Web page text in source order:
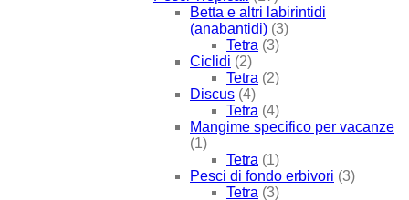
Betta e altri labirintidi
(anabantidi) (3)
Tetra (3)
Ciclidi (2)
Tetra (2)
Discus (4)
Tetra (4)
Mangime specifico per vacanze
(1)
Tetra (1)
Pesci di fondo erbivori (3)
Tetra (3)